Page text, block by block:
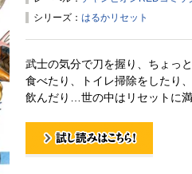
シリーズ： はるかリセット
武士の気分で刀を握り、ちょっ
食べたり、トイレ掃除をしたり
飲んだり…世の中はリセットに満